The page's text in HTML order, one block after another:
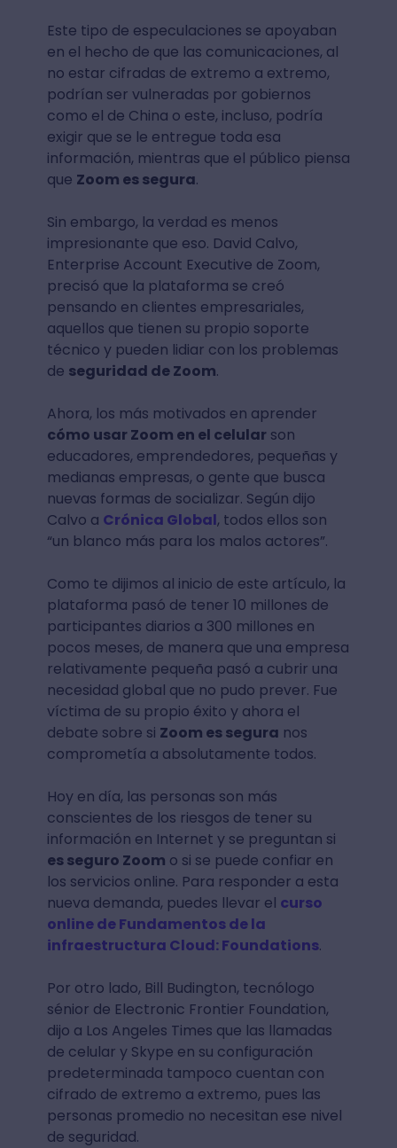
Este tipo de especulaciones se apoyaban
en el hecho de que las comunicaciones, al
no estar cifradas de extremo a extremo,
podrían ser vulneradas por gobiernos
como el de China o este, incluso, podría
exigir que se le entregue toda esa
información, mientras que el público piensa
que Zoom es segura.
Sin embargo, la verdad es menos
impresionante que eso. David Calvo,
Enterprise Account Executive de Zoom,
precisó que la plataforma se creó
pensando en clientes empresariales,
aquellos que tienen su propio soporte
técnico y pueden lidiar con los problemas
de seguridad de Zoom.
Ahora, los más motivados en aprender
cómo usar Zoom en el celular son
educadores, emprendedores, pequeñas y
medianas empresas, o gente que busca
nuevas formas de socializar. Según dijo
Calvo a Crónica Global, todos ellos son
“un blanco más para los malos actores”.
Como te dijimos al inicio de este artículo, la
plataforma pasó de tener 10 millones de
participantes diarios a 300 millones en
pocos meses, de manera que una empresa
relativamente pequeña pasó a cubrir una
necesidad global que no pudo prever. Fue
víctima de su propio éxito y ahora el
debate sobre si Zoom es segura nos
comprometía a absolutamente todos.
Hoy en día, las personas son más
conscientes de los riesgos de tener su
información en Internet y se preguntan si
es seguro Zoom o si se puede confiar en
los servicios online. Para responder a esta
nueva demanda, puedes llevar el curso
online de Fundamentos de la
infraestructura Cloud: Foundations.
Por otro lado, Bill Budington, tecnólogo
sénior de Electronic Frontier Foundation,
dijo a Los Angeles Times que las llamadas
de celular y Skype en su configuración
predeterminada tampoco cuentan con
cifrado de extremo a extremo, pues las
personas promedio no necesitan ese nivel
de seguridad.